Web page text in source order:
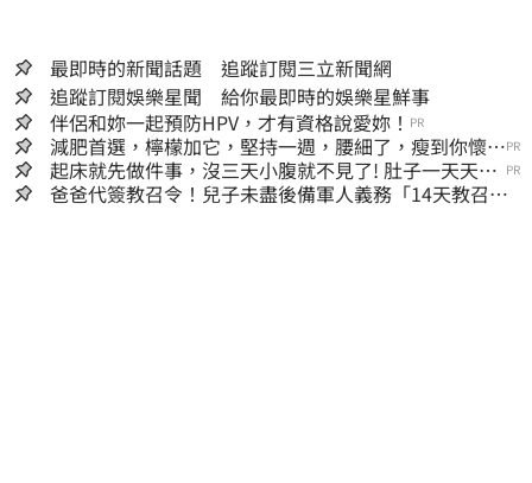
最即時的新聞話題 追蹤訂閱三立新聞網
追蹤訂閱娛樂星聞 給你最即時的娛樂星鮮事
伴侶和妳一起預防HPV，才有資格說愛妳！ PR
減肥首選，檸檬加它，堅持一週，腰細了，瘦到你懷疑
人生
PR
起床就先做件事，沒三天小腹就不見了! 肚子一天天變
小！
PR
爸爸代簽教召令！兒子未盡後備軍人義務「14天教召不